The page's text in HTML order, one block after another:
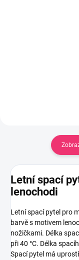
Peřinka a
Letní spací
lenochodi
Letní spací pytel pro
barvě s motivem
nožičkami. Délka
při 40 °C. Délka
Spací pytel má